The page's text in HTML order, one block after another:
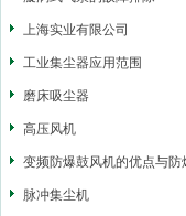
上海实业有限公司
工业集尘器应用范围
磨床吸尘器
高压风机
变频防爆鼓风机的优点与防
脉冲集尘机